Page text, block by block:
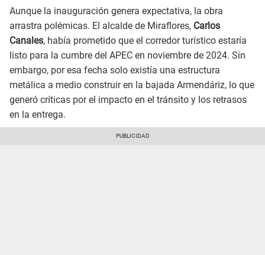
Aunque la inauguración genera expectativa, la obra
arrastra polémicas. El alcalde de Miraflores, Carlos
Canales, había prometido que el corredor turístico estaría
listo para la cumbre del APEC en noviembre de 2024. Sin
embargo, por esa fecha solo existía una estructura
metálica a medio construir en la bajada Armendáriz, lo que
generó críticas por el impacto en el tránsito y los retrasos
en la entrega.